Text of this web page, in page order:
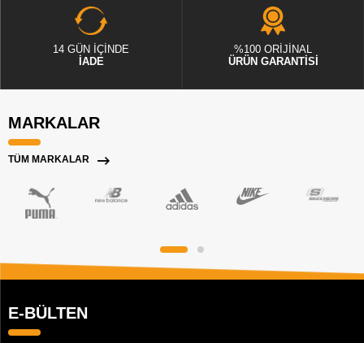
14 GÜN İÇİNDE
İADE
%100 ORİJİNAL
ÜRÜN GARANTİSİ
MARKALAR
TÜM MARKALAR
E-BÜLTEN